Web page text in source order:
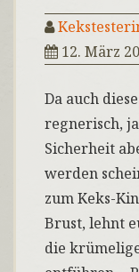
12. März
Da auch
regnerisch,
Sicherheit
werden
zum Keks-
Brust, lehnt
die